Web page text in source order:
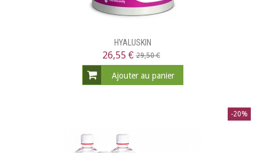
HYALUSKIN
26,55 €29,50 €
Ajouter au panier
-20%